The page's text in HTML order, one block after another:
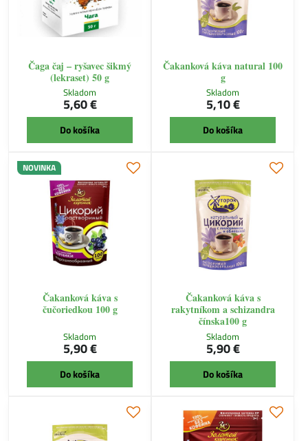
Čaga čaj – ryšavec šikmý
(lekraset) 50 g
Skladom
5,60 €
Do košíka
Čakanková káva natural 100
g
Skladom
5,10 €
Do košíka
NOVINKA
Čakanková káva s
čučoriedkou 100 g
Skladom
5,90 €
Do košíka
Čakanková káva s
rakytníkom a schizandra
čínska100 g
Skladom
5,90 €
Do košíka